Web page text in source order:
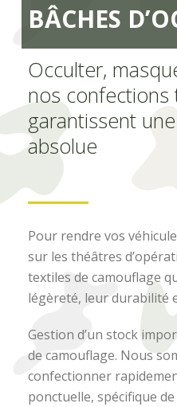
BÂCHES
Occulter,
nos confections
garantissent
absolue
Pour rendre vos
sur les théâtres
textiles de camouflage
légèreté, leur durabilité
Gestion d’un stock
de camouflage. Nous
confectionner
ponctuelle, spécifique